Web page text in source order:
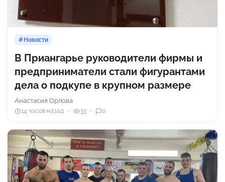
Новости
В Приангарье руководители фирмы и
предприниматели стали фигурантами
дела о подкупе в крупном размере
Анастасия Орлова
14 часов назад 33 0